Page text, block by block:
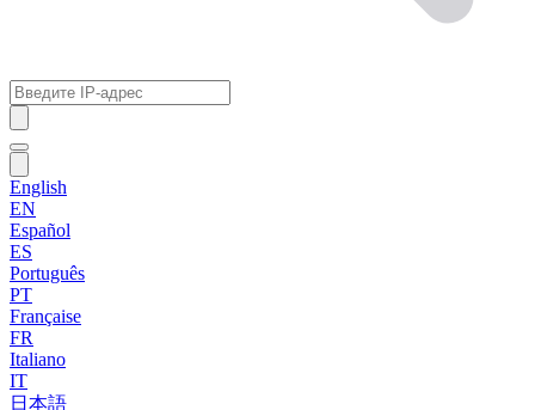
English
EN
Español
ES
Português
PT
Française
FR
Italiano
IT
日本語